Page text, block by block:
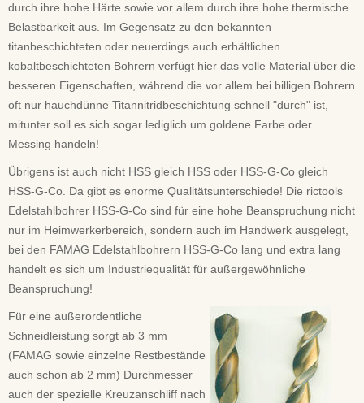
durch ihre hohe Härte sowie vor allem durch ihre hohe thermische
Belastbarkeit aus. Im Gegensatz zu den bekannten
titanbeschichteten oder neuerdings auch erhältlichen
kobaltbeschichteten Bohrern verfügt hier das volle Material über die
besseren Eigenschaften, während die vor allem bei billigen Bohrern
oft nur hauchdünne Titannitridbeschichtung schnell "durch" ist,
mitunter soll es sich sogar lediglich um goldene Farbe oder
Messing handeln!
Übrigens ist auch nicht HSS gleich HSS oder HSS-G-Co gleich
HSS-G-Co. Da gibt es enorme Qualitätsunterschiede! Die rictools
Edelstahlbohrer HSS-G-Co sind für eine hohe Beanspruchung nicht
nur im Heimwerkerbereich, sondern auch im Handwerk ausgelegt,
bei den FAMAG Edelstahlbohrern HSS-G-Co lang und extra lang
handelt es sich um Industriequalität für außergewöhnliche
Beanspruchung!
Für eine außerordentliche
Schneidleistung sorgt ab 3 mm
(FAMAG sowie einzelne Restbestände
auch schon ab 2 mm) Durchmesser
auch der spezielle Kreuzanschliff nach